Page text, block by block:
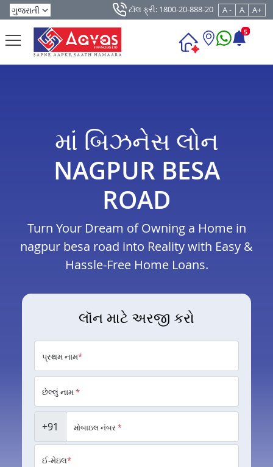
ટૉલ ફ્રી: 1800-20-888-20 A - A A+
5
માં બિઝનેસ લોન
NAGPUR BESA
ROAD
Turn Your Dream of Owning a Home in
nagpur besa road into Reality with Easy &
Hassle-Free Home Loans.
લૉન માટે અરજી કરો
પ્રથમ નામ*
છેલ્લું નામ*
+91 મોબાઇલ નંબર*
ઈ-મેઇલ*